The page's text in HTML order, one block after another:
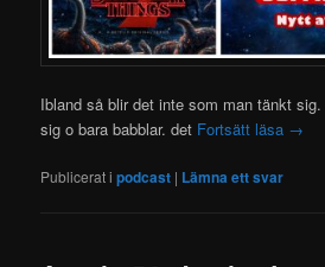
Ibland så blir det inte som man tänkt
sig o bara babblar. det Fortsätt läsa →
Publicerat i podcast | Lämna ett svar